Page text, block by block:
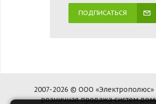
ПОДПИСАТЬСЯ
2007-2026 © ООО «Электрополюс»
розничная продажа систем